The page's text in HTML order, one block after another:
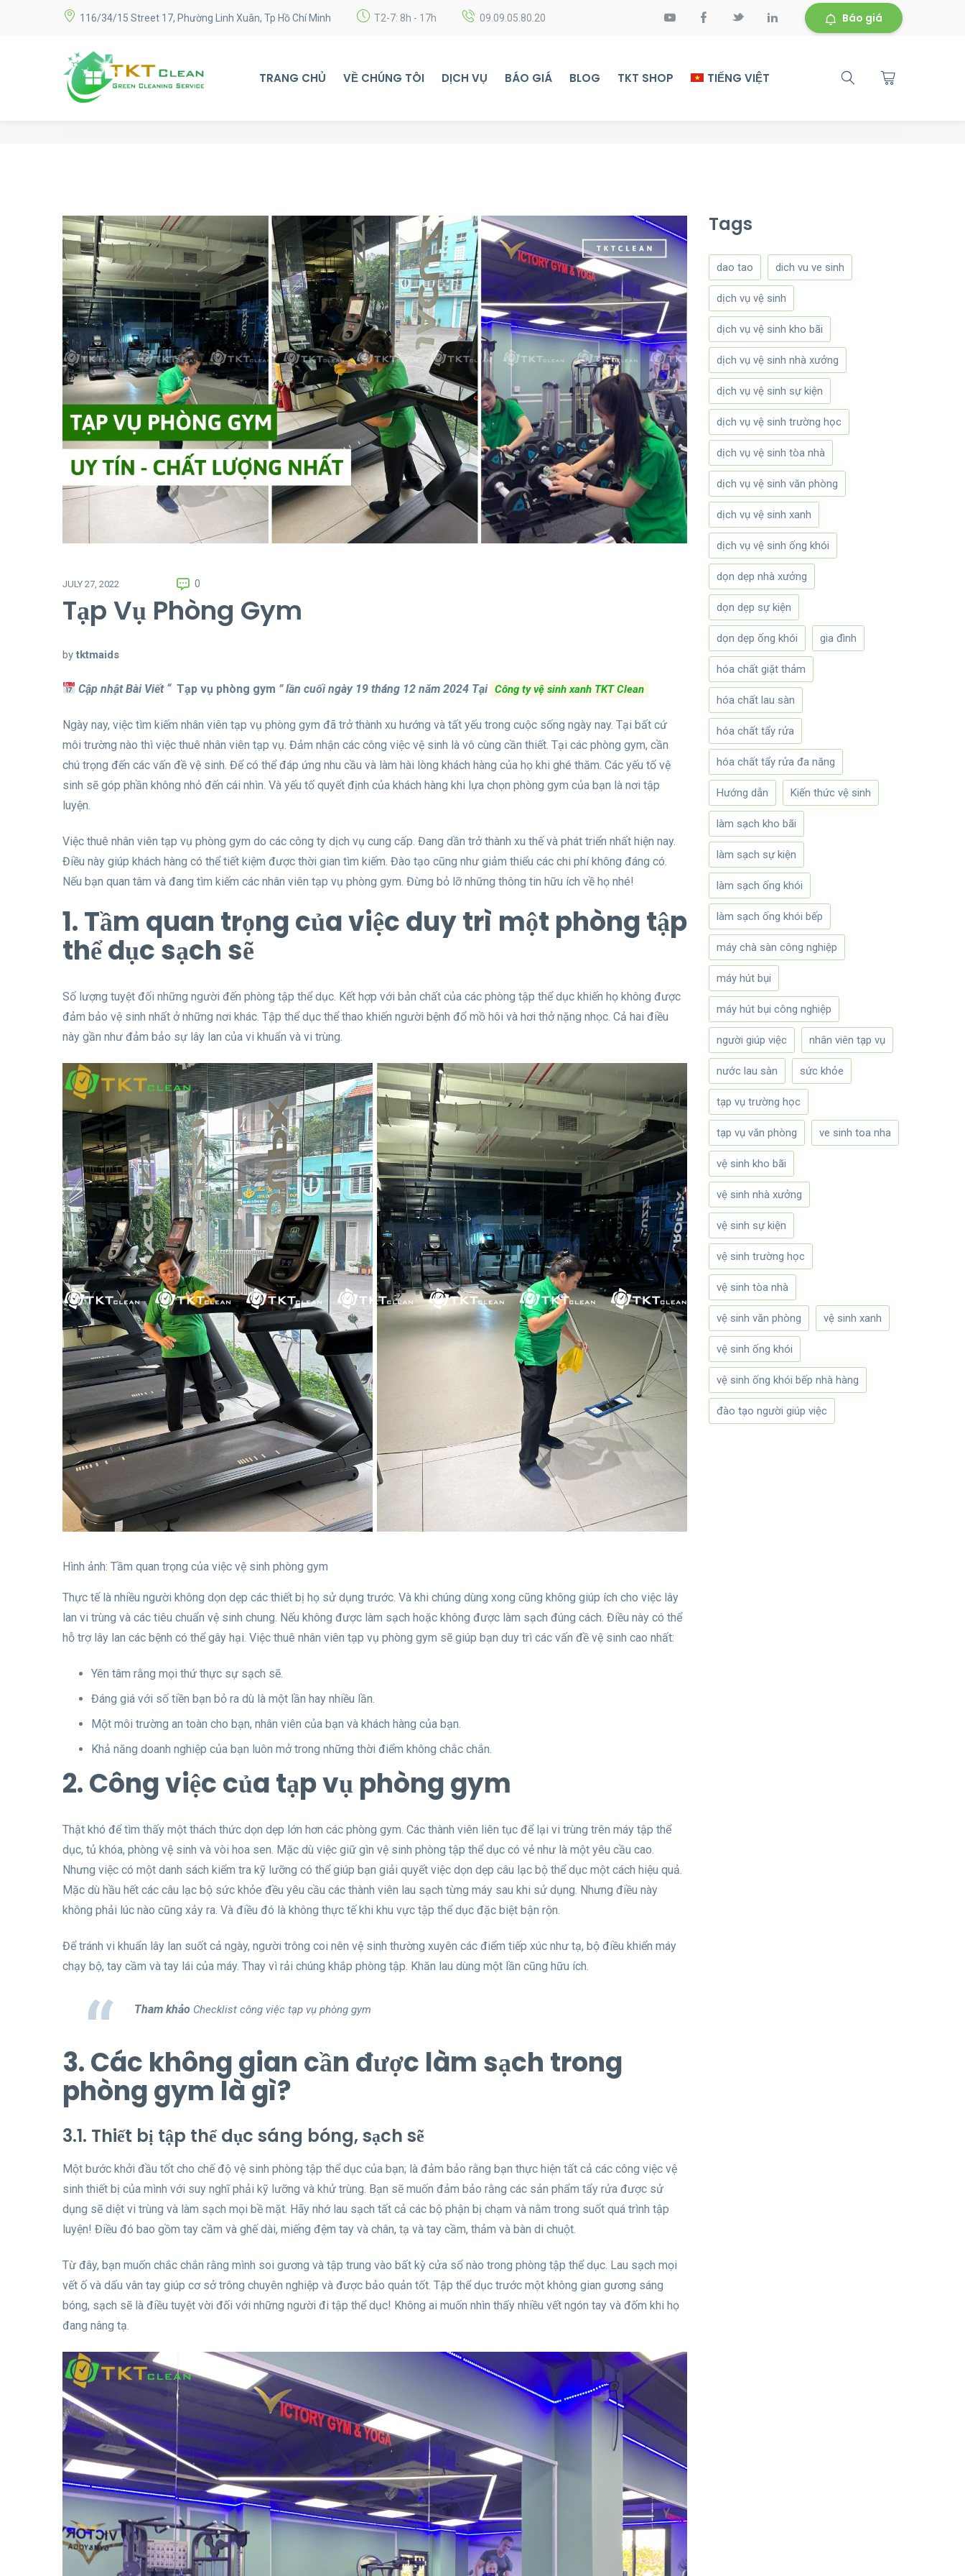
116/34/15 Street 17, Phường Linh Xuân, Tp Hồ Chí Minh T2-7: 8h - 17h 09.09.05.80.20 Báo giá
TRANG CHỦ VỀ CHÚNG TÔI DỊCH VỤ BÁO GIÁ BLOG TKT SHOP TIẾNG VIỆT
JULY 27, 2022 0
Tạp Vụ Phòng Gym
by tktmaids
Cập nhật Bài Viết “Tạp vụ phòng gym ” lần cuối ngày 19 tháng 12 năm 2024 Tại Công ty vệ sinh xanh TKT Clean
Ngày nay, việc tìm kiếm nhân viên tạp vụ phòng gym đã trở thành xu hướng và tất yếu trong cuộc sống ngày nay. Tại bất cứ
môi trường nào thì việc thuê nhân viên tạp vụ. Đảm nhận các công việc vệ sinh là vô cùng cần thiết. Tại các phòng gym, cần
chú trọng đến các vấn đề vệ sinh. Để có thể đáp ứng nhu cầu và làm hài lòng khách hàng của họ khi ghé thăm. Các yếu tố vệ
sinh sẽ góp phần không nhỏ đến cái nhìn. Và yếu tố quyết định của khách hàng khi lựa chọn phòng gym của bạn là nơi tập
luyện.
Việc thuê nhân viên tạp vụ phòng gym do các công ty dịch vụ cung cấp. Đang dần trở thành xu thế và phát triển nhất hiện nay.
Điều này giúp khách hàng có thể tiết kiệm được thời gian tìm kiếm. Đào tạo cũng như giảm thiểu các chi phí không đáng có.
Nếu bạn quan tâm và đang tìm kiếm các nhân viên tạp vụ phòng gym. Đừng bỏ lỡ những thông tin hữu ích về họ nhé!
1. Tầm quan trọng của việc duy trì một phòng tập
thể dục sạch sẽ
Số lượng tuyệt đối những người đến phòng tập thể dục. Kết hợp với bản chất của các phòng tập thể dục khiến họ không được
đảm bảo vệ sinh nhất ở những nơi khác. Tập thể dục thể thao khiến người bệnh đổ mồ hôi và hơi thở nặng nhọc. Cả hai điều
này gần như đảm bảo sự lây lan của vi khuẩn và vi trùng.
Hình ảnh: Tầm quan trọng của việc vệ sinh phòng gym
Thực tế là nhiều người không dọn dẹp các thiết bị họ sử dụng trước. Và khi chúng dùng xong cũng không giúp ích cho việc lây
lan vi trùng và các tiêu chuẩn vệ sinh chung. Nếu không được làm sạch hoặc không được làm sạch đúng cách. Điều này có thể
hỗ trợ lây lan các bệnh có thể gây hại. Việc thuê nhân viên tạp vụ phòng gym sẽ giúp bạn duy trì các vấn đề vệ sinh cao nhất:
Yên tâm rằng mọi thứ thực sự sạch sẽ.
Đáng giá với số tiền bạn bỏ ra dù là một lần hay nhiều lần.
Một môi trường an toàn cho bạn, nhân viên của bạn và khách hàng của bạn.
Khả năng doanh nghiệp của bạn luôn mở trong những thời điểm không chắc chắn.
2. Công việc của tạp vụ phòng gym
Thật khó để tìm thấy một thách thức dọn dẹp lớn hơn các phòng gym. Các thành viên liên tục để lại vi trùng trên máy tập thể
dục, tủ khóa, phòng vệ sinh và vòi hoa sen. Mặc dù việc giữ gìn vệ sinh phòng tập thể dục có vẻ như là một yêu cầu cao.
Nhưng việc có một danh sách kiểm tra kỹ lưỡng có thể giúp bạn giải quyết việc dọn dẹp câu lạc bộ thể dục một cách hiệu quả.
Mặc dù hầu hết các câu lạc bộ sức khỏe đều yêu cầu các thành viên lau sạch từng máy sau khi sử dụng. Nhưng điều này
không phải lúc nào cũng xảy ra. Và điều đó là không thực tế khi khu vực tập thể dục đặc biệt bận rộn.
Để tránh vi khuẩn lây lan suốt cả ngày, người trông coi nên vệ sinh thường xuyên các điểm tiếp xúc như tạ, bộ điều khiển máy
chạy bộ, tay cầm và tay lái của máy. Thay vì rải chúng khắp phòng tập. Khăn lau dùng một lần cũng hữu ích.
Tham khảo Checklist công việc tạp vụ phòng gym
3. Các không gian cần được làm sạch trong
phòng gym là gì?
3.1. Thiết bị tập thể dục sáng bóng, sạch sẽ
Một bước khởi đầu tốt cho chế độ vệ sinh phòng tập thể dục của bạn; là đảm bảo rằng bạn thực hiện tất cả các công việc vệ
sinh thiết bị của mình với suy nghĩ phải kỹ lưỡng và khử trùng. Bạn sẽ muốn đảm bảo rằng các sản phẩm tẩy rửa được sử
dụng sẽ diệt vi trùng và làm sạch mọi bề mặt. Hãy nhớ lau sạch tất cả các bộ phận bị chạm và nằm trong suốt quá trình tập
luyện! Điều đó bao gồm tay cầm và ghế dài, miếng đệm tay và chân, tạ và tay cầm, thảm và bàn di chuột.
Từ đây, bạn muốn chắc chắn rằng mình soi gương và tập trung vào bất kỳ cửa sổ nào trong phòng tập thể dục. Lau sạch mọi
vết ố và dấu vân tay giúp cơ sở trông chuyên nghiệp và được bảo quản tốt. Tập thể dục trước một không gian gương sáng
bóng, sạch sẽ là điều tuyệt vời đối với những người đi tập thể dục! Không ai muốn nhìn thấy nhiều vết ngón tay và đốm khi họ
đang nâng tạ.
Tags
dao tao dich vu ve sinh
dịch vụ vệ sinh
dịch vụ vệ sinh kho bãi
dịch vụ vệ sinh nhà xưởng
dịch vụ vệ sinh sự kiện
dịch vụ vệ sinh trường học
dịch vụ vệ sinh tòa nhà
dịch vụ vệ sinh văn phòng
dịch vụ vệ sinh xanh
dịch vụ vệ sinh ống khói
dọn dẹp nhà xưởng
dọn dẹp sự kiện
dọn dẹp ống khói gia đình
hóa chất giặt thảm
hóa chất lau sàn
hóa chất tẩy rửa
hóa chất tẩy rửa đa năng
Hướng dẫn Kiến thức vệ sinh
làm sạch kho bãi
làm sạch sự kiện
làm sạch ống khói
làm sạch ống khói bếp
máy chà sàn công nghiệp
máy hút bụi
máy hút bụi công nghiệp
người giúp việc nhân viên tạp vụ
nước lau sàn sức khỏe
tạp vụ trường học
tạp vụ văn phòng ve sinh toa nha
vệ sinh kho bãi
vệ sinh nhà xưởng
vệ sinh sự kiện
vệ sinh trường học
vệ sinh tòa nhà
vệ sinh văn phòng vệ sinh xanh
vệ sinh ống khói
vệ sinh ống khói bếp nhà hàng
đào tạo người giúp việc